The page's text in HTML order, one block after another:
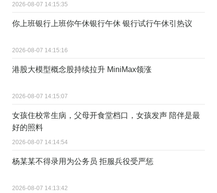
2026-08-07 14:15:35
你上班银行上班你午休银行午休 银行试行午休引热议
2026-08-07 14:15:16
港股大模型概念股持续拉升 MiniMax领涨
2026-08-07 14:15:07
女孩住校常生病，父母开食堂档口，女孩发声 陪伴是最
好的照料
2026-08-07 14:14:54
杨某某不得录用为公务员 拒服兵役受严惩
2026-08-07 14:13:42